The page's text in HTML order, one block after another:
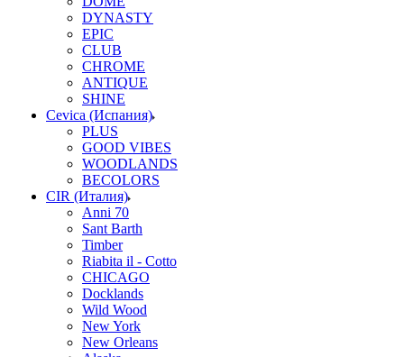
DYNASTY
EPIC
CLUB
CHROME
ANTIQUE
SHINE
Cevica (Испания)
PLUS
GOOD VIBES
WOODLANDS
BECOLORS
CIR (Италия)
Anni 70
Sant Barth
Timber
Riabita il - Cotto
CHICAGO
Docklands
Wild Wood
New York
New Orleans